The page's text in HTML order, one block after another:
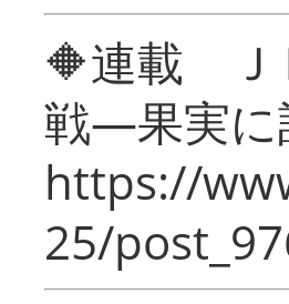
🔶連載 Ｊ
戦―果実
https://
25/